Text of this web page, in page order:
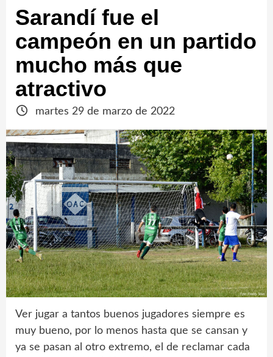
Sarandí fue el
campeón en un partido
mucho más que
atractivo
martes 29 de marzo de 2022
Ver jugar a tantos buenos jugadores siempre es
muy bueno, por lo menos hasta que se cansan y
ya se pasan al otro extremo, el de reclamar cada